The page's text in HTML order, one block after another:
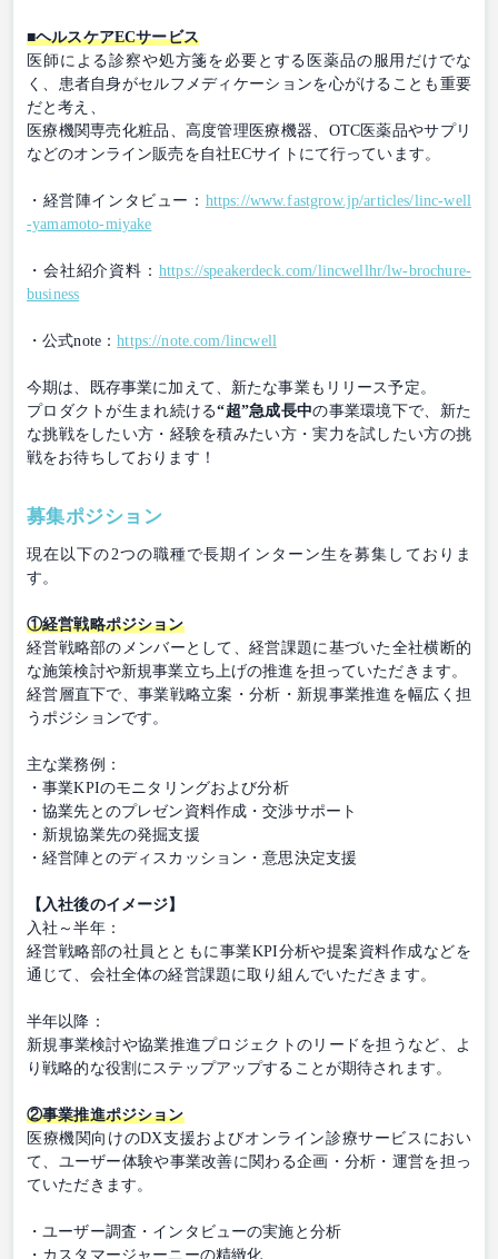
■ヘルスケアECサービス
医師による診察や処方箋を必要とする医薬品の服用だけでな
く、患者自身がセルフメディケーションを心がけることも重要
だと考え、
医療機関専売化粧品、高度管理医療機器、OTC医薬品やサプリ
などのオンライン販売を自社ECサイトにて行っています。
・経営陣インタビュー： https://www.fastgrow.jp/articles/linc-well
-yamamoto-miyake
・会社紹介資料： https://speakerdeck.com/lincwellhr/lw-brochure-
business
・公式note：https://note.com/lincwell
今期は、既存事業に加えて、新たな事業もリリース予定。
プロダクトが生まれ続ける“超”急成長中の事業環境下で、新た
な挑戦をしたい方・経験を積みたい方・実力を試したい方の挑
戦をお待ちしております！
募集ポジション
現在以下の2つの職種で長期インターン生を募集しておりま
す。
①経営戦略ポジション
経営戦略部のメンバーとして、経営課題に基づいた全社横断的
な施策検討や新規事業立ち上げの推進を担っていただきます。
経営層直下で、事業戦略立案・分析・新規事業推進を幅広く担
うポジションです。
主な業務例：
・事業KPIのモニタリングおよび分析
・協業先とのプレゼン資料作成・交渉サポート
・新規協業先の発掘支援
・経営陣とのディスカッション・意思決定支援
【入社後のイメージ】
入社～半年：
経営戦略部の社員とともに事業KPI分析や提案資料作成などを
通じて、会社全体の経営課題に取り組んでいただきます。
半年以降：
新規事業検討や協業推進プロジェクトのリードを担うなど、よ
り戦略的な役割にステップアップすることが期待されます。
②事業推進ポジション
医療機関向けのDX支援およびオンライン診療サービスにおい
て、ユーザー体験や事業改善に関わる企画・分析・運営を担っ
ていただきます。
・ユーザー調査・インタビューの実施と分析
・カスタマージャーニーの精緻化